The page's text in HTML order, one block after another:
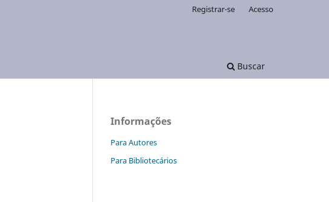
Buscar
Registrar-se Acesso
Informações
Para Autores
Para Bibliotecários